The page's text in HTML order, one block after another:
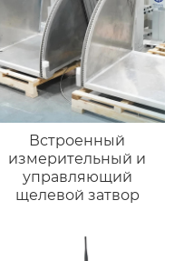
Встроенный
измерительный и
управляющий
щелевой затвор